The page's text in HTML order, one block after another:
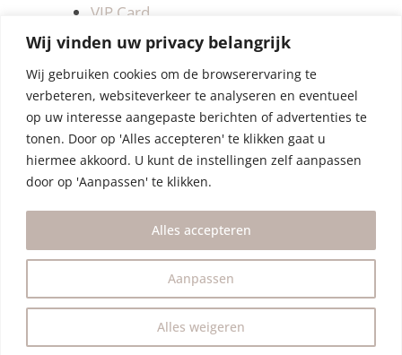
Wij vinden uw privacy belangrijk
Wij gebruiken cookies om de browserervaring te
verbeteren, websiteverkeer te analyseren en eventueel
op uw interesse aangepaste berichten of advertenties te
tonen. Door op 'Alles accepteren' te klikken gaat u
hiermee akkoord. U kunt de instellingen zelf aanpassen
door op 'Aanpassen' te klikken.
Aanpassen
Alles weigeren
Alles accepteren
VIP Card
Retourneren
Betalen & verzendkosten
Privacy Policy
Algemene Voorwaarden